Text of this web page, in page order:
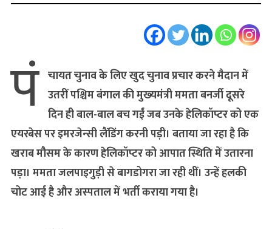
पं चायत चुनाव के लिए खुद चुनाव प्रचार करने मैदान में
उतरीं पश्चिम बंगाल की मुख्‍यमंत्री ममता बनर्जी दूसरे
दिन ही बाल-बाल बच गईं जब उनके हेलिकॉप्‍टर को एक
एयरबेस पर इमरजेन्‍सी लैंडिंग करनी पड़ी। बताया जा रहा है कि
खराब मौसम के कारण हेलिकॉप्‍टर को आपात स्थिति में उतारना
पड़ा। ममता जलपाइगुड़ी से बागडोगरा जा रही थीं। उन्‍हें हलकी
चोट आई है और अस्‍पताल में भर्ती कराया गया है।